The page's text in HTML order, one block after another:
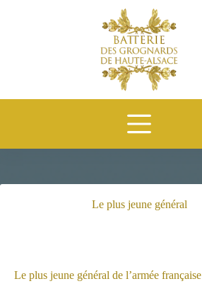
Le plus jeune général
Le plus jeune général de l’armée française